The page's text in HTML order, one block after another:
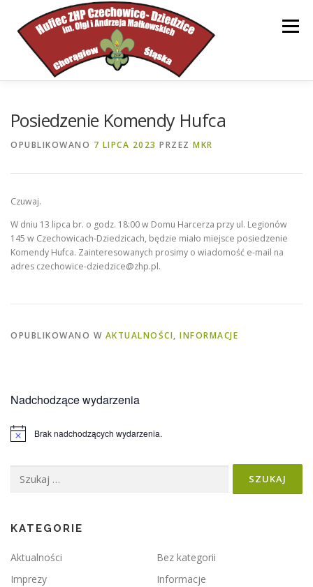
treści
Menu
Posiedzenie Komendy Hufca
OPUBLIKOWANO 7 LIPCA 2023 PRZEZ MKR
Czuwaj.
W dniu 13 lipca br. o godz. 18:00 w Domu Harcerza przy ul. Legionów
145 w Czechowicach-Dziedzicach, będzie miało miejsce posiedzenie
Komendy Hufca. Zainteresowanych prosimy o wiadomość e-mail na
adres czechowice-dziedzice@zhp.pl.
OPUBLIKOWANO W AKTUALNOŚCI, INFORMACJE
Nadchodzące wydarzenia
Powiadomienie
Brak nadchodzących wydarzenia.
KATEGORIE
Aktualności
Bez kategorii
Imprezy
Informacje